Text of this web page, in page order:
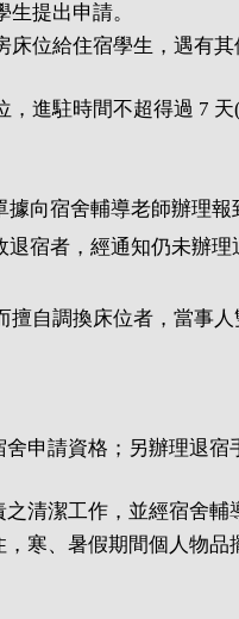
提出申請。
位給住宿學生，遇有
進駐時間不超得過 7
向宿舍輔導老師辦理報
宿者，經通知仍未辦
自調換床位者，當事
申請資格；另辦理退
清潔工作，並經宿舍輔
寒、暑假期間個人物